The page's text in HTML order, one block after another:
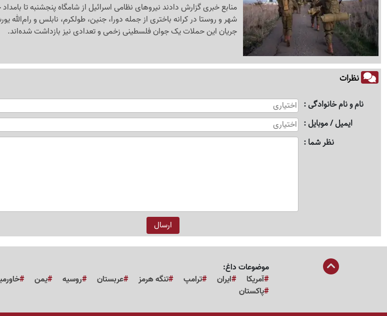
منابع خبری گزارش دادند نیروهای نظامی اسرائیل از شامگاه پنجشنبه تا
شهر و روستا در کرانه باختری از جمله دورا، جنین، طولکرم، نابلس و رام‌الله
جریان این حملات یک جوان فلسطینی زخمی و تعدادی نیز بازداشت شده‌اند.
نظرات
نام و نام خانوادگی
ایمیل / موبایل
نظر شما
موضوعات داغ:
آمریکا
ایران ترامپ تنگه هرمز عربستان روسیه یمن
پاکستان